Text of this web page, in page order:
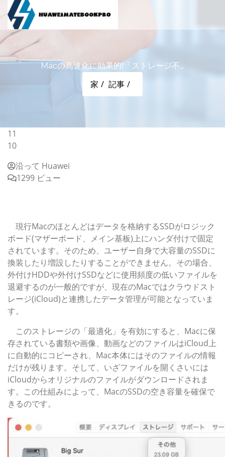
Macの高速化に効果的!「ストレージ不...
家 記事
11
10
沿って Huawei
1299 ビュー
現行Macのほとんどはデータを格納するSSDがロジック
ボード(マザーボード、メイン基板)上にハンダ付けで固定
されています。そのため、ユーザー自身で大容量のSSDに
換装したり増設したりすることができません。その場合、
外付けHDDや外付けSSDなどに使用頻度の低いファイルを
退避するのが一般的ですが、現在のMacではクラウドスト
レージ(iCloud)と連携したデータ管理が可能となっていま
す。
このストレージの「最適化」を有効にすると、Macに保
存されている書類や画像、動画などのファイルはiCloud上
に自動的にコピーされ、Mac本体にはそのファイルの情報
だけが残ります。そして、いざファイルを開くさいには
iCloudからオリジナルのファイルがダウンロードされま
す。この仕組みによって、MacのSSDの空き容量を確保で
きるのです。